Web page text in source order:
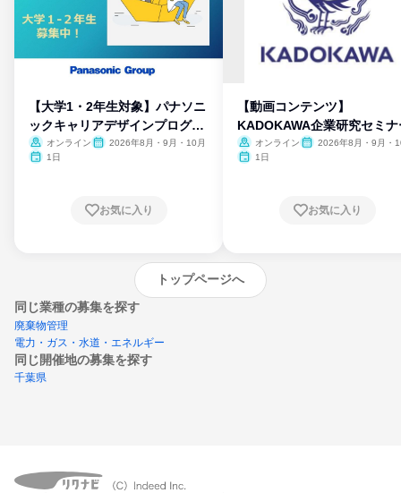
【大学1・2年生対象】パナソニ
ックキャリアデザインプログラ
ム
オンライン
2026年8月・9月・10月
1日
お気に入り
【動画コンテンツ】
KADOKAWA企業研究セミナ
オンライン
2026年8月・9月・
1日
お気に入り
トップページへ
同じ業種の募集を探す
廃棄物管理
電力・ガス・水道・エネルギー
同じ開催地の募集を探す
千葉県
エントリーするとプログラムの詳細案内を